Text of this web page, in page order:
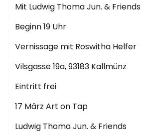
Mit Ludwig Thoma Jun. & Friends
Beginn 19 Uhr
Vernissage mit Roswitha Helfer
Vilsgasse 19a, 93183 Kallmünz
Eintritt frei
17 März Art on Tap
Ludwig Thoma Jun. & Friends